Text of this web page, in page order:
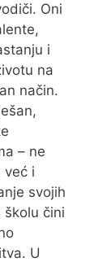
Oni
i
na
način.
– ne
već i
svojih
školu čini
U